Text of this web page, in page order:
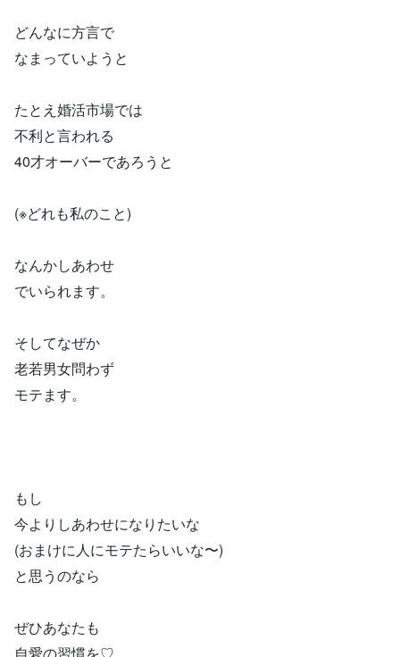
どんなに方言で
なまっていようと
たとえ婚活市場では
不利と言われる
40才オーバーであろうと
(※どれも私のこと)
なんかしあわせ
でいられます。
そしてなぜか
老若男女問わず
モテます。
もし
今よりしあわせになりたいな
(おまけに人にモテたらいいな〜)
と思うのなら
ぜひあなたも